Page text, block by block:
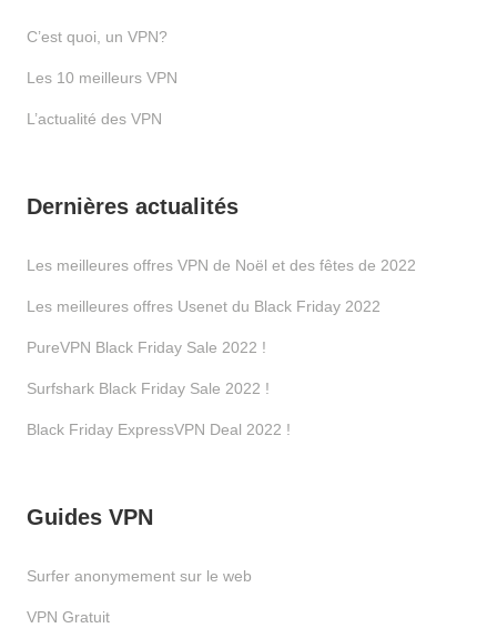
C’est quoi, un VPN?
Les 10 meilleurs VPN
L’actualité des VPN
Dernières actualités
Les meilleures offres VPN de Noël et des fêtes de 2022
Les meilleures offres Usenet du Black Friday 2022
PureVPN Black Friday Sale 2022 !
Surfshark Black Friday Sale 2022 !
Black Friday ExpressVPN Deal 2022 !
Guides VPN
Surfer anonymement sur le web
VPN Gratuit